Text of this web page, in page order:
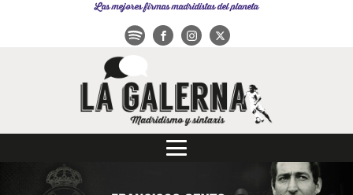
Las mejores firmas madridistas del planeta